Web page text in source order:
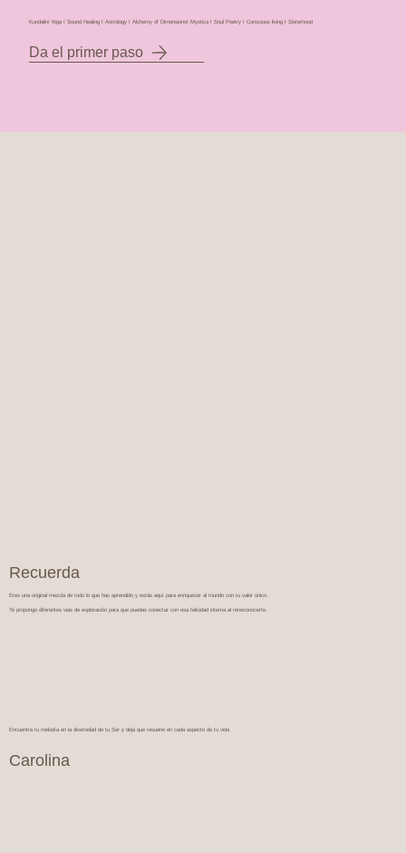
Kundalini Yoga I Sound Healing I Astrology I Alchemy of DimensionsI Mystica I Soul Poetry I Conscious living I Sisterhood
Da el primer paso
Recuerda
Eres una original mezcla de todo lo que has aprendido y estás aquí para enriquecer al mundo con tu valor único.
Te propongo diferentes vias de exploración para que puedas conectar con esa felicidad interna al renoconocerte.
Encuentra tu melodía en la diversidad de tu Ser y deja que resuene en cada aspecto de tu vida
Carolina